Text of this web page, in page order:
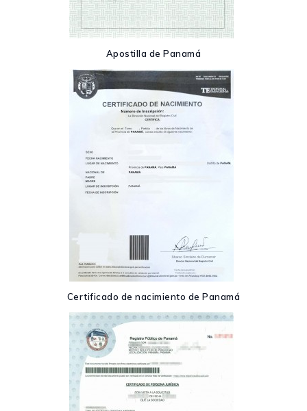
Apostilla de Panamá
Certificado de nacimiento de Panamá